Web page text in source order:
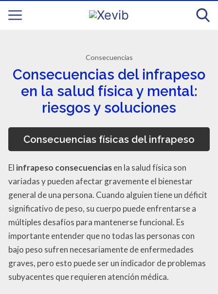
Consecuencias
Consecuencias del infrapeso
en la salud física y mental:
riesgos y soluciones
Consecuencias físicas del infrapeso
El infrapeso consecuenciasen la salud física son
variadas y pueden afectar gravemente el bienestar
general de una persona. Cuando alguien tiene un déficit
significativo de peso, su cuerpo puede enfrentarse a
múltiples desafíos para mantenerse funcional. Es
importante entender que no todas las personas con
bajo peso sufren necesariamente de enfermedades
graves, pero esto puede ser un indicador de problemas
subyacentes que requieren atención médica.